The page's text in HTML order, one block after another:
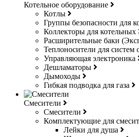
Котельное оборудование
Котлы
Группы безопасности для
Коллекторы для котельных
Расширительные баки
Теплоносители для систем
Управляющая электроника
Дешламаторы
Дымоходы
Гибкая подводка для газа
Смесители
Смесители
Комплектующие для
Лейки для душа